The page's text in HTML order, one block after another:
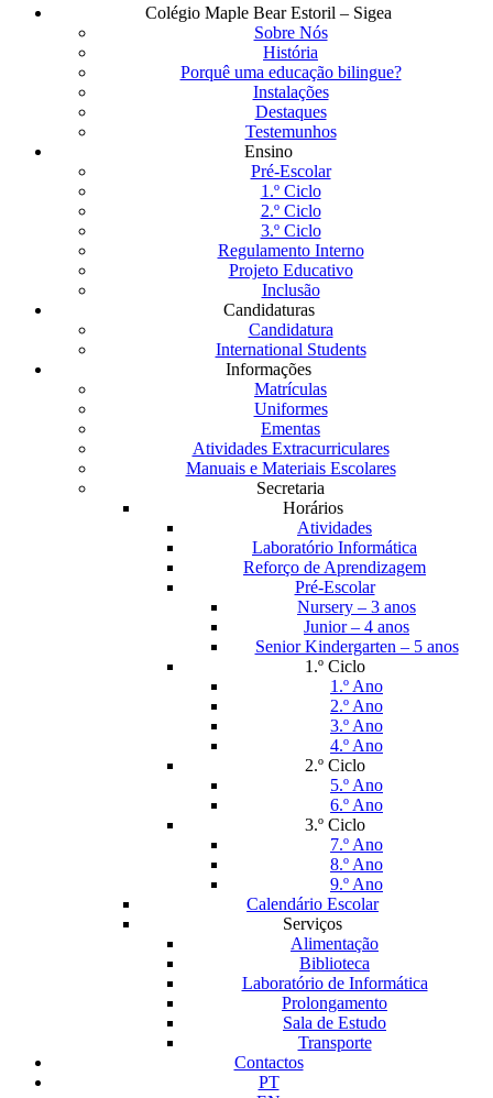
Fechar
Colégio Maple Bear Estoril – Sigea
Sobre Nós
História
Porquê uma educação bilingue?
Instalações
Destaques
Testemunhos
Ensino
Pré-Escolar
1.º Ciclo
2.º Ciclo
3.º Ciclo
Regulamento Interno
Projeto Educativo
Inclusão
Candidaturas
Candidatura
International Students
Informações
Matrículas
Uniformes
Ementas
Atividades Extracurriculares
Manuais e Materiais Escolares
Secretaria
Horários
Atividades
Laboratório Informática
Reforço de Aprendizagem
Pré-Escolar
Nursery – 3 anos
Junior – 4 anos
Senior Kindergarten – 5 anos
1.º Ciclo
1.º Ano
2.º Ano
3.º Ano
4.º Ano
2.º Ciclo
5.º Ano
6.º Ano
3.º Ciclo
7.º Ano
8.º Ano
9.º Ano
Calendário Escolar
Serviços
Alimentação
Biblioteca
Laboratório de Informática
Prolongamento
Sala de Estudo
Transporte
Contactos
PT